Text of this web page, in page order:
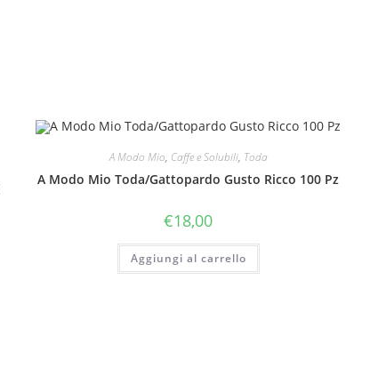
A Modo Mio, Caffe e Solubili, Toda
A Modo Mio Toda/Gattopardo Gusto Ricco 100 Pz
€18,00
Aggiungi al carrello